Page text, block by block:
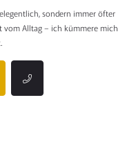
sondern immer öfter
vom Alltag – ich kümmere mich